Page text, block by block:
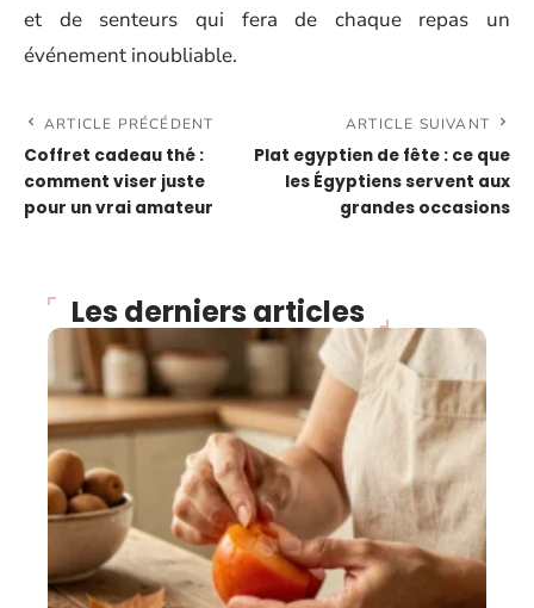
et de senteurs qui fera de chaque repas un
événement inoubliable.
ARTICLE PRÉCÉDENT
Coffret cadeau thé :
comment viser juste
pour un vrai amateur
ARTICLE SUIVANT
Plat egyptien de fête : ce que
les Égyptiens servent aux
grandes occasions
Les derniers articles